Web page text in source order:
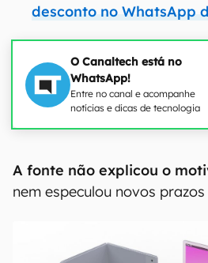
desconto no WhatsApp
O Canaltech está no
WhatsApp!
Entre no canal e acompanhe
notícias e dicas de tecnologia